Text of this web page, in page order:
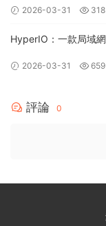
2026-03-31 318
HyperIO：一款局域
2026-03-31 659
評論 0